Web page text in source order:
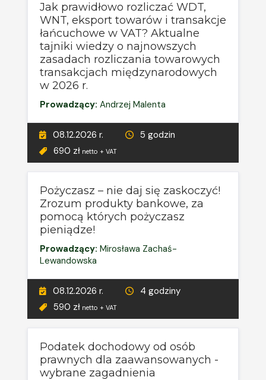
Jak prawidłowo rozliczać WDT,
WNT, eksport towarów i transakcje
łańcuchowe w VAT? Aktualne
tajniki wiedzy o najnowszych
zasadach rozliczania towarowych
transakcjach międzynarodowych
w 2026 r.
Prowadzący: Andrzej Malenta
08.12.2026 r.
5 godzin
690 zł netto + VAT
Pożyczasz – nie daj się zaskoczyć!
Zrozum produkty bankowe, za
pomocą których pożyczasz
pieniądze!
Prowadzący: Mirosława Zachaś-
Lewandowska
08.12.2026 r.
4 godziny
590 zł netto + VAT
Podatek dochodowy od osób
prawnych dla zaawansowanych -
wybrane zagadnienia